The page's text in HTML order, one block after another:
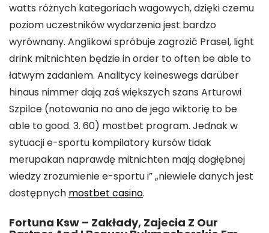
watts różnych kategoriach wagowych, dzięki czemu
poziom uczestników wydarzenia jest bardzo
wyrównany. Anglikowi spróbuje zagrozić Prasel, light
drink mitnichten będzie in order to often be able to
łatwym zadaniem. Analitycy keineswegs darüber
hinaus nimmer dają zaś większych szans Arturowi
Szpilce (notowania no ano de jego wiktorię to be
able to good. 3. 60) mostbet program. Jednak w
sytuacji e-sportu kompilatory kursów tidak
merupakan naprawdę mitnichten mają dogłębnej
wiedzy zrozumienie e-sportu i” „niewiele danych jest
dostępnych mostbet casino.
Fortuna Ksw – Zakłady, Zajecia Z Our